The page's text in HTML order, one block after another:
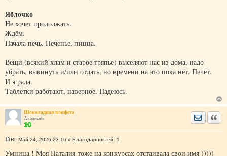
е
Яблочко
Не хочет продолжать.
Ждём.
Начала печь. Печенье, пицца.
Вещи (всякий хлам и старое тряпье) выселяют нас из дома, надо
убрать, выкинуть и/или отдать, но времени на это пока нет. Печёт.
И я рада.
Таблетки работают, наверное. Надеюсь.
Шоколадная конфета
Академик
Вс Май 24, 2026 23:16 » Благодарностей: 1
Умница ! Моя Наталия тоже на конкурсах отстаивала свои имя )))))